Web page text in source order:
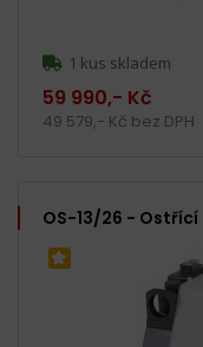
1 kus skladem
59 990,- Kč
49 579,- Kč bez DPH
OS-13/26 -